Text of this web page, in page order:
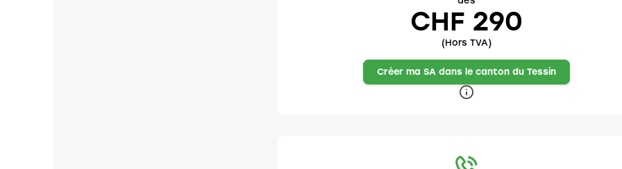
CHF 290
(Hors TVA)
Créer ma SA dans le canton du Tessin